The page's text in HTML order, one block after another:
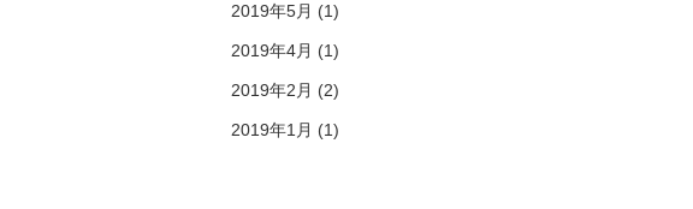
2019年5月 (1)
2019年4月 (1)
2019年2月 (2)
2019年1月 (1)